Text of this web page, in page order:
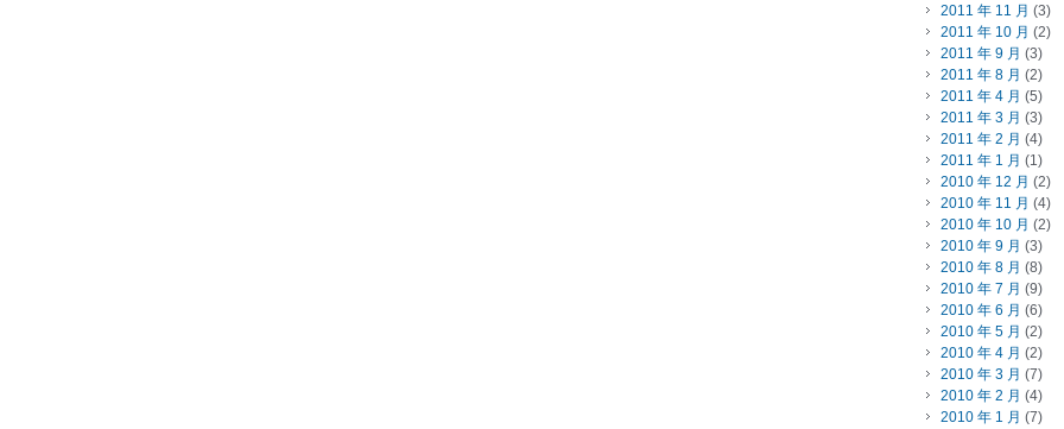
2011 年 11 月 (3)
2011 年 10 月 (2)
2011 年 9 月 (3)
2011 年 8 月 (2)
2011 年 4 月 (5)
2011 年 3 月 (3)
2011 年 2 月 (4)
2011 年 1 月 (1)
2010 年 12 月 (2)
2010 年 11 月 (4)
2010 年 10 月 (2)
2010 年 9 月 (3)
2010 年 8 月 (8)
2010 年 7 月 (9)
2010 年 6 月 (6)
2010 年 5 月 (2)
2010 年 4 月 (2)
2010 年 3 月 (7)
2010 年 2 月 (4)
2010 年 1 月 (7)